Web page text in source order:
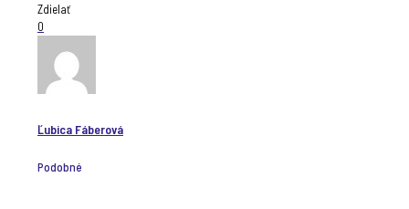
Zdielať
0
Ľubica Fáberová
Podobné